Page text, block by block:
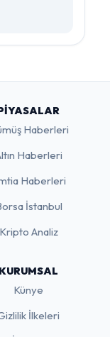
Haberleri
Haberleri
Haberleri
İstanbul
Kripto Analiz
KURUMSAL
Künye
İlkeleri